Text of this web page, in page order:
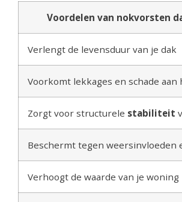
Voordelen van nokvorsten
Verlengt de levensduur van je dak
Voorkomt lekkages en schade
Zorgt voor structurele stabiliteit
Beschermt tegen weersinvloeden
Verhoogt de waarde van je woning